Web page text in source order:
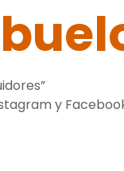
y